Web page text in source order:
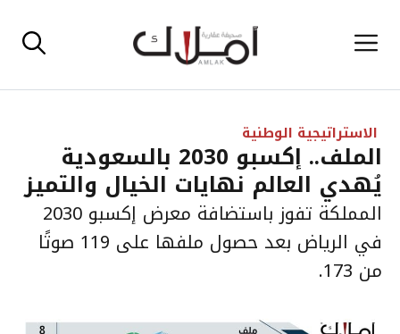
إلى القائمة
الاستراتيجية الوطنية
الملف.. إكسبو 2030 بالسعودية
يُهدي العالم نهايات الخيال والتميز
المملكة تفوز باستضافة معرض إكسبو 2030
في الرياض بعد حصول ملفها على 119 صوتًا
من 173.